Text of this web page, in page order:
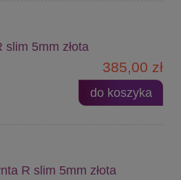
slim 5mm złota
385,00 zł
do koszyka
R slim 5mm złota